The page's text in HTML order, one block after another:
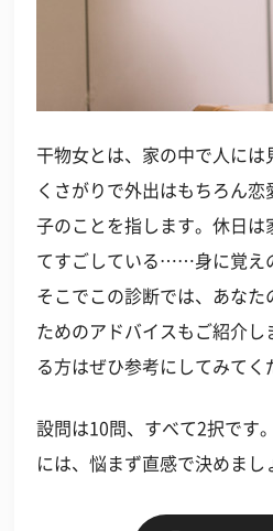
干物女とは、家の中で人に
くさがりで外出はもちろん
子のことを指します。休日は
てすごしている……身に覚え
そこでこの診断では、あな
ためのアドバイスもご紹介
る方はぜひ参考にしてみてく
設問は10問、すべて2択です
には、悩まず直感で決めまし